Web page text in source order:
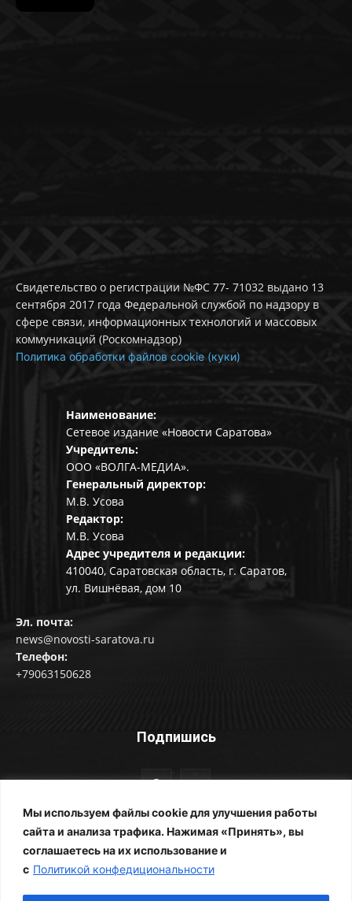
Мы используем файлы cookie для улучшения работы
сайта и анализа трафика. Нажимая «Принять», вы
соглашаетесь на их использование и
с Политикой конфедициональности
Свидетельство о регистрации №ФС 77- 71032 выдано 13
сентября 2017 года Федеральной службой по надзору в
сфере связи, информационных технологий и массовых
коммуникаций (Роскомнадзор)
Политика обработки файлов cookie (куки)
Наименование:
Сетевое издание «Новости Саратова»
Учредитель:
ООО «ВОЛГА-МЕДИА».
Генеральный директор:
М.В. Усова
Редактор:
М.В. Усова
Адрес учредителя и редакции:
410040, Саратовская область, г. Саратов,
ул. Вишнёвая, дом 10
Эл. почта:
news@novosti-saratova.ru
Телефон:
+79063150628
Подпишись
© Новости Саратова 2014-2025